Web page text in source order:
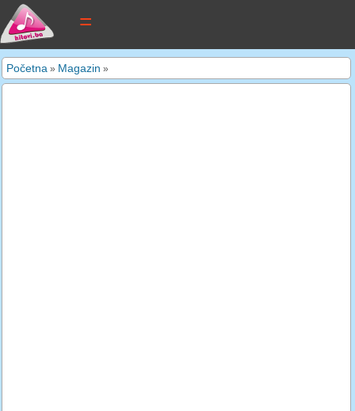
tekstovi pjesama
Početna » Magazin »